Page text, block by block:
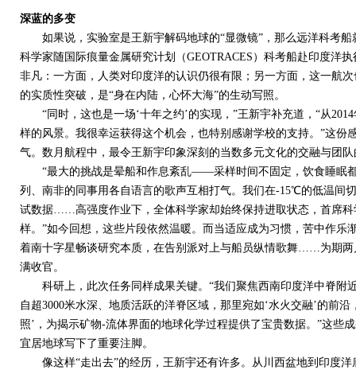
深蓝的多变
如果说，实验室是王新宇解码地球的“显微镜”，那么远洋科考船
科学家随国际痕量金属研究计划（GEOTRACES ）科考船赴印度洋
非凡：一方面，人类对印度洋的认识仍很有限；另一方面，这一航
的实质性突破，是“身在内陆，心怀大海”的生动写照。
“同时，这也是一场‘十年之约’的实现，”王新宇补充道，“从2014
样的风景。我很幸运获得这个机会，也特别感谢学校的支持。”这份
气。数月航程中，最令王新宇印象深刻的当数多元文化的交融与团
“最大的挑战是晕船和作息紊乱——采样时间不固定，饮食睡眠都
列、南非的同事用各自语言的歌声互相打气。我们在-15℃的低温间
试数据……高强度作业下，全体科学家却始终保持进取状态，首席科
样。”如今回想，这些片段依然温暖。而当适应成为习惯，苦中作乐
着南十字星畅谈研究本质，在告别派对上与船员纵情歌舞……为期两
满收官。
科研上，此次任务同样成果关键。“我们聚焦西南印度洋中脊附
自超3000米水深、地质活跃的洋脊区域，那里宛如‘水火交融’的前
照’，为揭示矿物-流体界面的地球化学过程提供了宝贵数据。”这些
宜居地球写下了重要注脚。
像这样“走出去”的经历，王新宇还有许多。从川西盆地到印度洋